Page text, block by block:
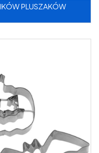
PLUSZAKÓW